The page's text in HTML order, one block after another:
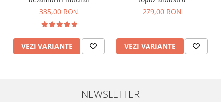
335,00 RON
VEZI VARIANTE
279,00 RON
VEZI VARIANTE
NEWSLETTER